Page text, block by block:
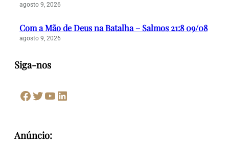
agosto 9, 2026
Com a Mão de Deus na Batalha – Salmos 21:8 09/08
agosto 9, 2026
Siga-nos
Facebook Twitter Youtube LinkedIn
Anúncio: